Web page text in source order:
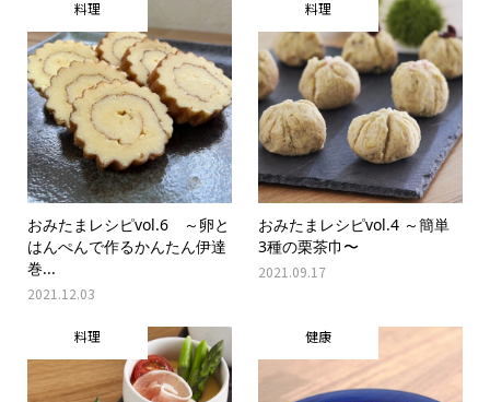
料理
おみたまレシピvol.6 ～卵と
はんぺんで作るかんたん伊達
巻...
2021.12.03
料理
おみたまレシピvol.4 ～簡単
3種の栗茶巾〜
2021.09.17
料理 健康